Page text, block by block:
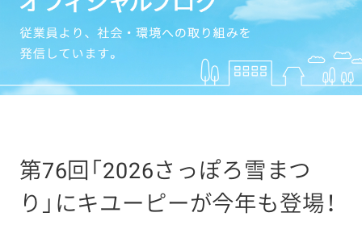
第76回「2026さっぽろ雪まつ
り」にキユーピーが今年も登場！